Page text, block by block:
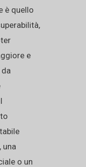
è quello
e
una
o un